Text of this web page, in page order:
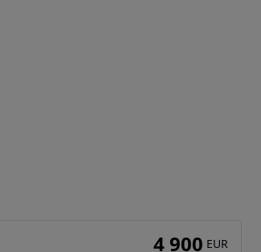
4 900 EUR